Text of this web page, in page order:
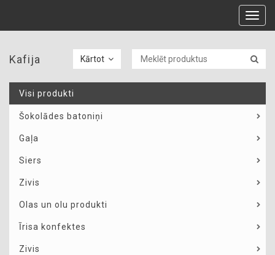
Kafija Kārtot
Visi produkti
Šokolādes batoniņi
Gaļa
Siers
Zivis
Olas un olu produkti
Īrisa konfektes
Zivis